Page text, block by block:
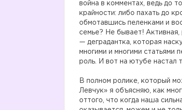
война в комментах, ведь до
крайности: либо пахать до
обмотавшись пеленками и
семье? Не бывает!
— деградантка, которая
многими и многими статьями
роль. И вот на ютубе настал
В полном ролике, который
Левчук» я объясняю, как
оттого, что когда наша